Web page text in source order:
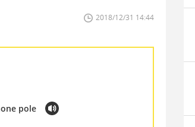
2018/12/31 14:44
pole